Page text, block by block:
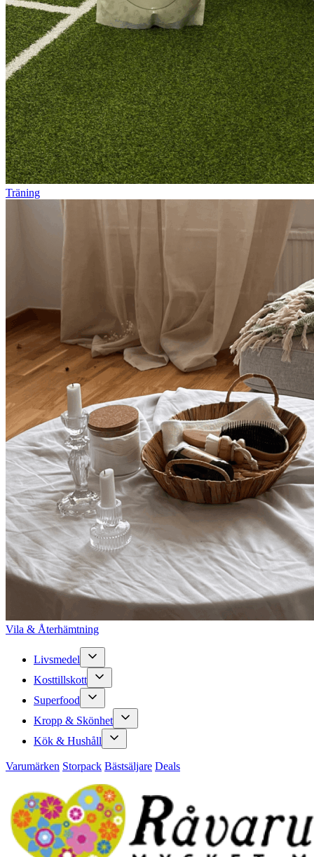
Träning
Vila & Återhämtning
Livsmedel
Kosttillskott
Superfood
Kropp & Skönhet
Kök & Hushåll
Varumärken Storpack Bästsäljare Deals